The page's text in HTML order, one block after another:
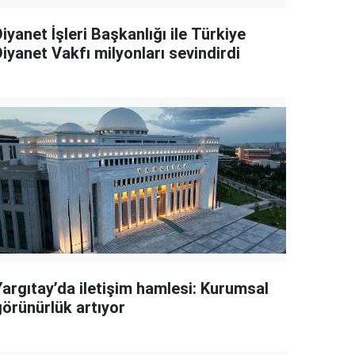
İşleri Başkanlığı ile Türkiye
Vakfı milyonları sevindirdi
iletişim hamlesi: Kurumsal
artıyor